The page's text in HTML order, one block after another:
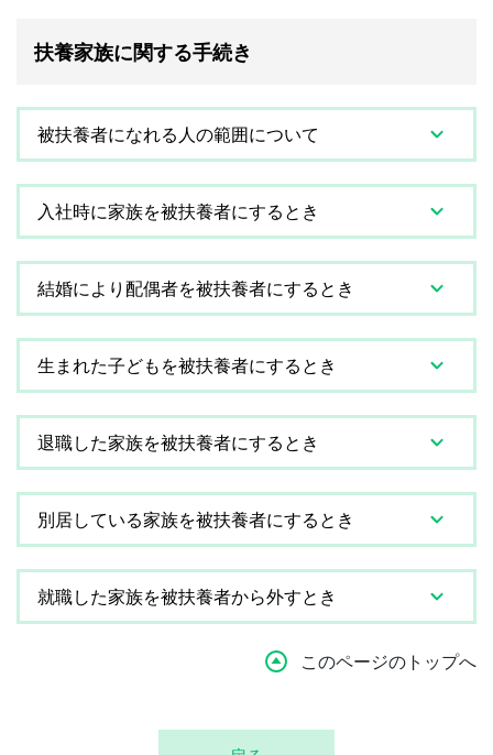
扶養家族に関する手続き
被扶養者になれる人の範囲について
入社時に家族を被扶養者にするとき
結婚により配偶者を被扶養者にするとき
生まれた子どもを被扶養者にするとき
退職した家族を被扶養者にするとき
別居している家族を被扶養者にするとき
就職した家族を被扶養者から外すとき
このページのトップへ